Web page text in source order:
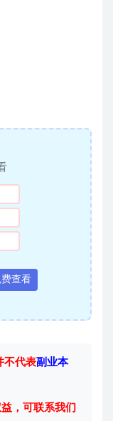
查看
不代表副业本
，可联系我们